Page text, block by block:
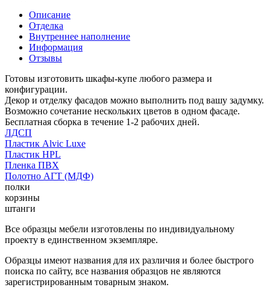
Описание
Отделка
Внутреннее наполнение
Информация
Отзывы
Готовы изготовить шкафы-купе любого размера и
конфигурации.
Декор и отделку фасадов можно выполнить под вашу задумку.
Возможно сочетание нескольких цветов в одном фасаде.
Бесплатная сборка в течение 1-2 рабочих дней.
ЛДСП
Пластик Alvic Luxe
Пластик HPL
Пленка ПВХ
Полотно АГТ (МДФ)
полки
корзины
штанги
Все образцы мебели изготовлены по индивидуальному
проекту в единственном экземпляре.
Образцы имеют названия для их различия и более быстрого
поиска по сайту, все названия образцов не являются
зарегистрированным товарным знаком.